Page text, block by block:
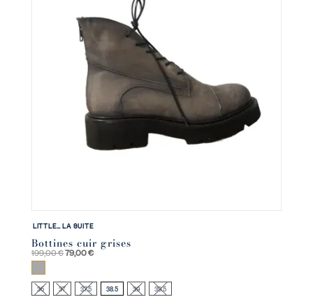
LITTLE… LA SUITE
Bottines cuir grises
199,00€Le
était :
199,00 €.
79,00€Le
est :
79,00 €.
Gris
36 37 37.5 38.5 39 39.5